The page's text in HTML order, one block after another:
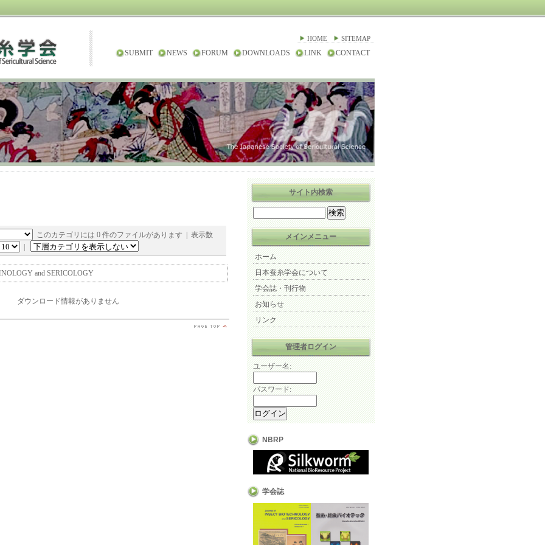
SUBMIT NEWS FORUM DOWNLOADS LINK CONTACT
HOME SITEMAP
このカテゴリには 0 件のファイルがあります | 表示数
and SERICOLOGY
ダウンロード情報がありません
サイト内検索
メインメニュー
ホーム
日本蚕糸学会について
学会誌・刊行物
お知らせ
リンク
管理者ログイン
ユーザー名:
パスワード:
NBRP
学会誌